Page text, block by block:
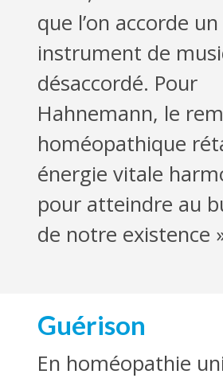
que l’on accorde un
instrument de
désaccordé. Pour
Hahnemann, le
homéopathique
énergie vitale
pour atteindre au
de notre existence
Guérison
En homéopathie